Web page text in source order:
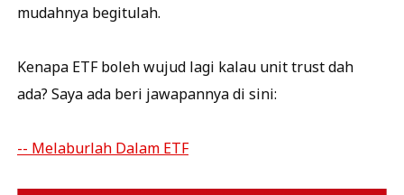
mudahnya begitulah.
Kenapa ETF boleh wujud lagi kalau unit trust dah
ada? Saya ada beri jawapannya di sini:
-- Melaburlah Dalam ETF